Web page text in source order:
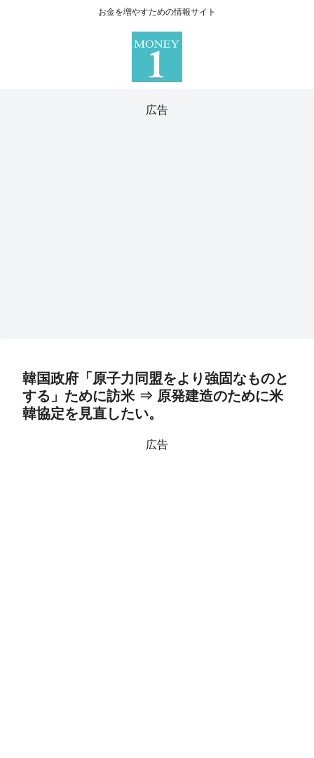
お金を増やすための情報サイト
広告
韓国政府「原子力同盟をより強固なものと
する」ために訪米 ⇒ 原発建造のために米
韓協定を見直したい。
広告